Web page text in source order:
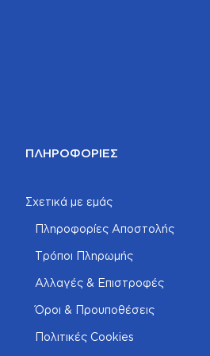
ΠΛΗΡΟΦΟΡΊΕΣ
Σχετικά με εμάς
Πληροφορίες Αποστολής
Τρόποι Πληρωμής
Αλλαγές & Επιστροφές
Όροι & Προυποθέσεις
Πολιτικές Cookies